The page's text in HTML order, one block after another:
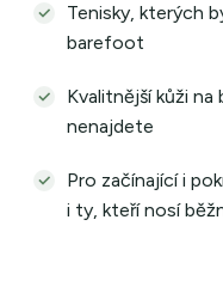
Tenisky, kterých
barefoot
Kvalitnější kůži
nenajdete
Pro začínající i
i ty, kteří nosí